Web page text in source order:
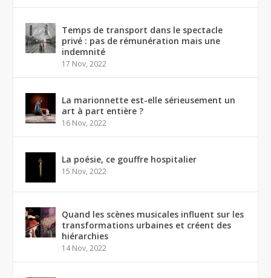
Temps de transport dans le spectacle
privé : pas de rémunération mais une
indemnité
17 Nov, 2022
La marionnette est-elle sérieusement un
art à part entière ?
16 Nov, 2022
La poésie, ce gouffre hospitalier
15 Nov, 2022
Quand les scènes musicales influent sur les
transformations urbaines et créent des
hiérarchies
14 Nov, 2022